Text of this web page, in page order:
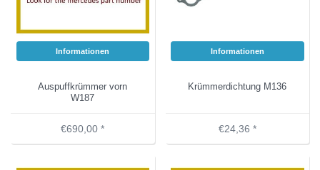
Informationen
Auspuffkrümmer vorn
W187
€690,00 *
Informationen
Krümmerdichtung M136
€24,36 *